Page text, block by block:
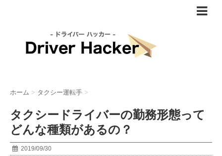
ホーム > タクシー運転手 >
タクシードライバーの勤務形態って
どんな種類があるの？
2019/09/30